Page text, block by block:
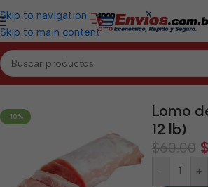
Skip to navigation
Skip to main content
Inicio/CIENFUEGOS/Cárnicos Cienfuegos
-10%
Lomo
12 lb)
$60.00 $
- +